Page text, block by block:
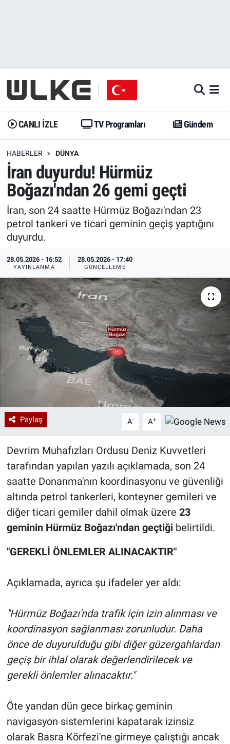
CANLI İZLE TV Programları Gündem
HABERLER DÜNYA
İran duyurdu! Hürmüz
Boğazı'ndan 26 gemi geçti
İran, son 24 saatte Hürmüz Boğazı'ndan 23
petrol tankeri ve ticari geminin geçiş yaptığını
duyurdu.
28.05.2026 - 16:52
YAYINLANMA
28.05.2026 - 17:40
GÜNCELLEME
Paylaş A- A+
Devrim Muhafızları Ordusu Deniz Kuvvetleri
tarafından yapılan yazılı açıklamada, son 24
saatte Donanma'nın koordinasyonu ve güvenliği
altında petrol tankerleri, konteyner gemileri ve
diğer ticari gemiler dahil olmak üzere 23
geminin Hürmüz Boğazı'ndan geçtiği belirtildi.
"GEREKLİ ÖNLEMLER ALINACAKTIR"
Açıklamada, ayrıca şu ifadeler yer aldı:
"Hürmüz Boğazı'nda trafik için izin alınması ve
koordinasyon sağlanması zorunludur. Daha
önce de duyurulduğu gibi diğer güzergahlardan
geçiş bir ihlal olarak değerlendirilecek ve
gerekli önlemler alınacaktır."
Öte yandan dün gece birkaç geminin
navigasyon sistemlerini kapatarak izinsiz
olarak Basra Körfezi'ne girmeye çalıştığı ancak
Gündem
Dünya
Erişim Bilgileri
Ekonomi
Trend
Yazarlar
Gündem
Trend
Erişim Bilgileri
Spor
Ekonomi
Medya
Özel Haberler
Kadın
Erişim Bilgileri
Sağlık
Teknoloji
İstanbul Namaz Vakitleri
Trafik Durumu
Erişim Bilgileri
Tüm Manşetler
Son Dakika Haberleri